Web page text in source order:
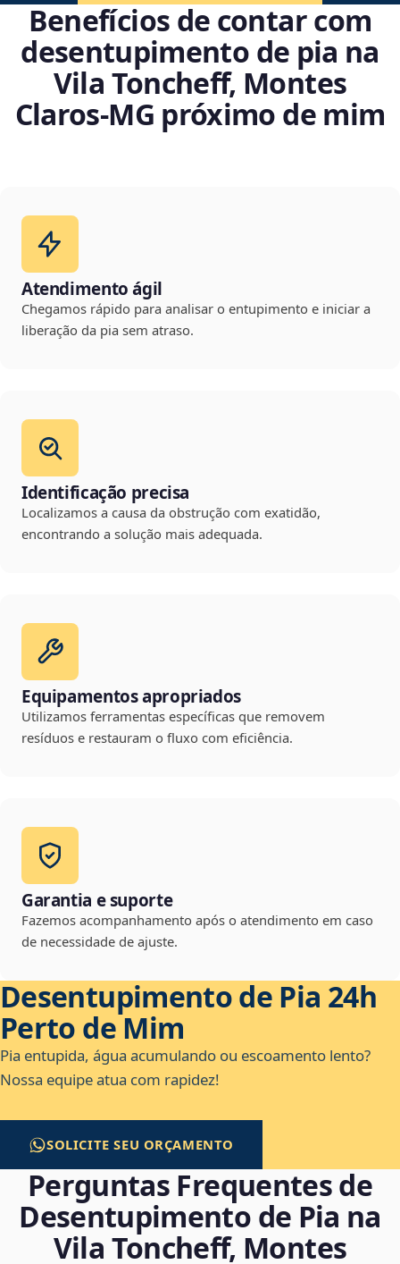
Benefícios de contar com
desentupimento de pia na
Vila Toncheff, Montes
Claros‑MG próximo de mim
Atendimento ágil
Chegamos rápido para analisar o entupimento e iniciar a
liberação da pia sem atraso.
Identificação precisa
Localizamos a causa da obstrução com exatidão,
encontrando a solução mais adequada.
Equipamentos apropriados
Utilizamos ferramentas específicas que removem
resíduos e restauram o fluxo com eficiência.
Garantia e suporte
Fazemos acompanhamento após o atendimento em caso
de necessidade de ajuste.
Desentupimento de Pia 24h
Perto de Mim
Pia entupida, água acumulando ou escoamento lento?
Nossa equipe atua com rapidez!
SOLICITE SEU ORÇAMENTO
Perguntas Frequentes de
Desentupimento de Pia na
Vila Toncheff, Montes